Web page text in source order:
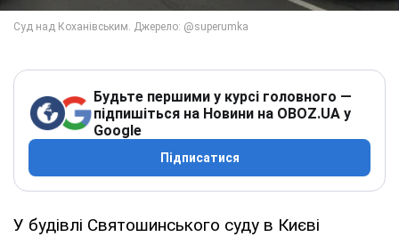
Будьте першими у курсі головного —
підпишіться на Новини на OBOZ.UA у
Google
Підписатися
У будівлі Святошинського суду в Києві